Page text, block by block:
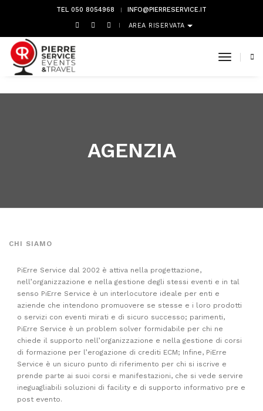
TEL 050 8054968 INFO@PIERRESERVICE.IT
AREA RISERVATA
toggle
AGENZIA
CHI SIAMO
PiErre Service dal 2002 è attiva nella progettazione,
nell’organizzazione e nella gestione degli stessi eventi e in tal
senso PiErre Service è un interlocutore ideale per enti e
aziende che intendono promuovere se stesse e i loro prodotti
o servizi con eventi mirati e di sicuro successo; parimenti,
PiErre Service è un problem solver formidabile per chi ne
chiede il supporto nell’organizzazione e nella gestione di corsi
di formazione per l’erogazione di crediti ECM; Infine, PiErre
Service è un sicuro punto di riferimento per chi si iscrive e
prende parte ai suoi corsi e manifestazioni, che si vede servire
ineguagliabili soluzioni di facility e di supporto informativo pre e
post evento.